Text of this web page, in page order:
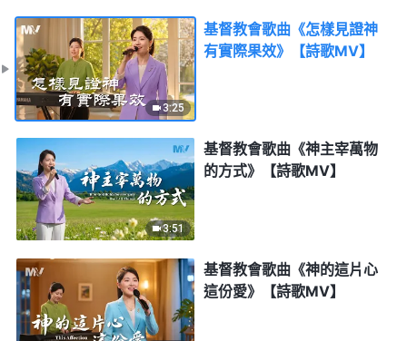
3:25
基督教會歌曲《怎樣見證神
有實際果效》【詩歌MV】
3:51
基督教會歌曲《神主宰萬物
的方式》【詩歌MV】
基督教會歌曲《神的這片心
這份愛》【詩歌MV】